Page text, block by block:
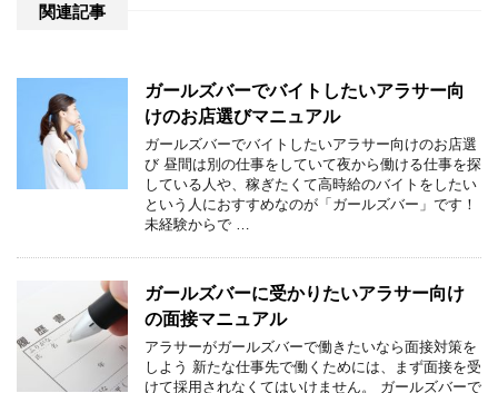
関連記事
ガールズバーでバイトしたいアラサー向
けのお店選びマニュアル
ガールズバーでバイトしたいアラサー向けのお店選
び 昼間は別の仕事をしていて夜から働ける仕事を探
している人や、稼ぎたくて高時給のバイトをしたい
という人におすすめなのが「ガールズバー」です！
未経験からで …
ガールズバーに受かりたいアラサー向け
の面接マニュアル
アラサーがガールズバーで働きたいなら面接対策を
しよう 新たな仕事先で働くためには、まず面接を受
けて採用されなくてはいけません。 ガールズバーで